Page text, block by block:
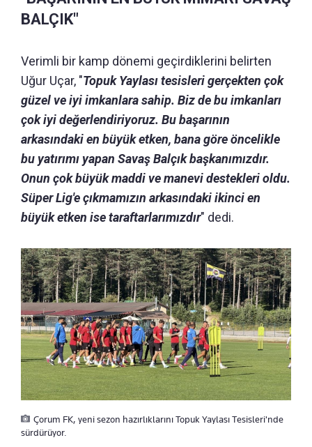
BALÇIK"
Verimli bir kamp dönemi geçirdiklerini belirten
Uğur Uçar, "Topuk Yaylası tesisleri gerçekten çok
güzel ve iyi imkanlara sahip. Biz de bu imkanları
çok iyi değerlendiriyoruz. Bu başarının
arkasındaki en büyük etken, bana göre öncelikle
bu yatırımı yapan Savaş Balçık başkanımızdır.
Onun çok büyük maddi ve manevi destekleri oldu.
Süper Lig'e çıkmamızın arkasındaki ikinci en
büyük etken ise taraftarlarımızdır" dedi.
Çorum FK, yeni sezon hazırlıklarını Topuk Yaylası Tesisleri'nde
sürdürüyor.